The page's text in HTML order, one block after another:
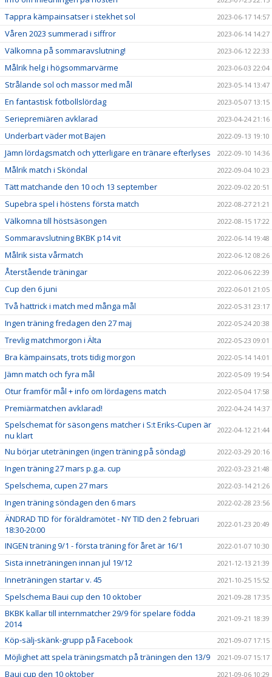
Tappra kämpainsatser i stekhet sol 2023-06-17 14:57
Våren 2023 summerad i siffror 2023-06-14 14:27
Välkomna på sommaravslutning! 2023-06-12 22:33
Målrik helg i högsommarvärme 2023-06-03 22:04
Strålande sol och massor med mål 2023-05-14 13:47
En fantastisk fotbollslördag 2023-05-07 13:15
Seriepremiären avklarad 2023-04-24 21:16
Underbart väder mot Bajen 2022-09-13 19:10
Jämn lördagsmatch och ytterligare en tränare efterlyses 2022-09-10 14:36
Målrik match i Sköndal 2022-09-04 10:23
Tätt matchande den 10 och 13 september 2022-09-02 20:51
Supebra spel i höstens första match 2022-08-27 21:21
Välkomna till höstsäsongen 2022-08-15 17:22
Sommaravslutning BKBK p14 vit 2022-06-14 19:48
Målrik sista vårmatch 2022-06-12 08:26
Återstående träningar 2022-06-06 22:39
Cup den 6 juni 2022-06-01 21:05
Två hattrick i match med många mål 2022-05-31 23:17
Ingen träning fredagen den 27 maj 2022-05-24 20:38
Trevlig matchmorgon i Älta 2022-05-23 09:01
Bra kämpainsats, trots tidig morgon 2022-05-14 14:01
Jämn match och fyra mål 2022-05-09 19:54
Otur framför mål + info om lördagens match 2022-05-04 17:58
Premiärmatchen avklarad! 2022-04-24 14:37
Spelschemat för säsongens matcher i S:t Eriks-Cupen är
nu klart
2022-04-12 21:44
Nu börjar uteträningen (ingen träning på söndag) 2022-03-29 20:16
Ingen träning 27 mars p.g.a. cup 2022-03-23 21:48
Spelschema, cupen 27 mars 2022-03-14 21:26
Ingen träning söndagen den 6 mars 2022-02-28 23:56
ÄNDRAD TID för föräldramötet - NY TID den 2 februari
18:30-20:00
2022-01-23 20:49
INGEN träning 9/1 - första träning för året är 16/1 2022-01-07 10:30
Sista inneträningen innan jul 19/12 2021-12-13 21:39
Inneträningen startar v. 45 2021-10-25 15:52
Spelschema Baui cup den 10 oktober 2021-09-28 17:35
BKBK kallar till internmatcher 29/9 för spelare födda
2014
2021-09-21 18:39
Köp-sälj-skänk-grupp på Facebook 2021-09-07 17:15
Möjlighet att spela träningsmatch på träningen den 13/9 2021-09-07 15:17
Baui cup den 10 oktober 2021-09-06 10:29